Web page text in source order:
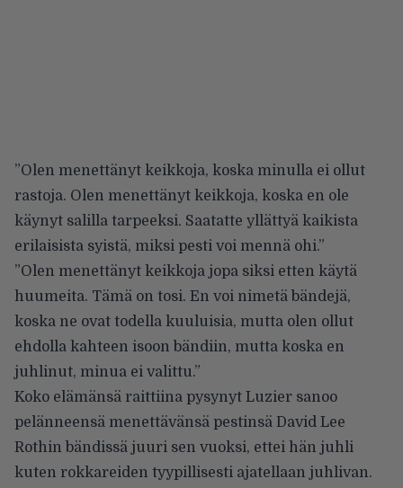
”Olen menettänyt keikkoja, koska minulla ei ollut
rastoja. Olen menettänyt keikkoja, koska en ole
käynyt salilla tarpeeksi. Saatatte yllättyä kaikista
erilaisista syistä, miksi pesti voi mennä ohi.”
”Olen menettänyt keikkoja jopa siksi etten käytä
huumeita. Tämä on tosi. En voi nimetä bändejä,
koska ne ovat todella kuuluisia, mutta olen ollut
ehdolla kahteen isoon bändiin, mutta koska en
juhlinut, minua ei valittu.”
Koko elämänsä raittiina pysynyt Luzier sanoo
pelänneensä menettävänsä pestinsä David Lee
Rothin bändissä juuri sen vuoksi, ettei hän juhli
kuten rokkareiden tyypillisesti ajatellaan juhlivan.